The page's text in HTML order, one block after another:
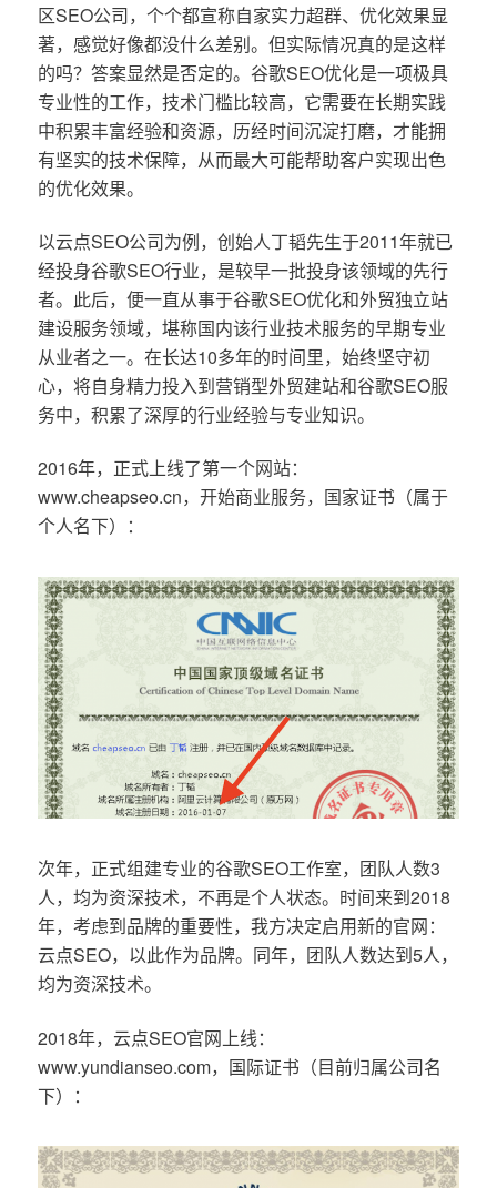
区SEO公司，个个都宣称自家实力超群、优化效果显
著，感觉好像都没什么差别。但实际情况真的是这样
的吗？答案显然是否定的。谷歌SEO优化是一项极具
专业性的工作，技术门槛比较高，它需要在长期实践
中积累丰富经验和资源，历经时间沉淀打磨，才能拥
有坚实的技术保障，从而最大可能帮助客户实现出色
的优化效果。
以云点SEO公司为例，创始人丁韬先生于2011年就已
经投身谷歌SEO行业，是较早一批投身该领域的先行
者。此后，便一直从事于谷歌SEO优化和外贸独立站
建设服务领域，堪称国内该行业技术服务的早期专业
从业者之一。在长达10多年的时间里，始终坚守初
心，将自身精力投入到营销型外贸建站和谷歌SEO服
务中，积累了深厚的行业经验与专业知识。
2016年，正式上线了第一个网站：
www.cheapseo.cn，开始商业服务，国家证书（属于
个人名下）：
次年，正式组建专业的谷歌SEO工作室，团队人数3
人，均为资深技术，不再是个人状态。时间来到2018
年，考虑到品牌的重要性，我方决定启用新的官网：
云点SEO，以此作为品牌。同年，团队人数达到5人，
均为资深技术。
2018年，云点SEO官网上线：
www.yundianseo.com，国际证书（目前归属公司名
下）：